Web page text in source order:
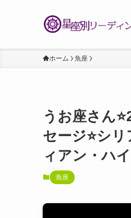
ホーム 魚座
うお座さん
セージ⭐️シ
ィアン・ハ
魚座